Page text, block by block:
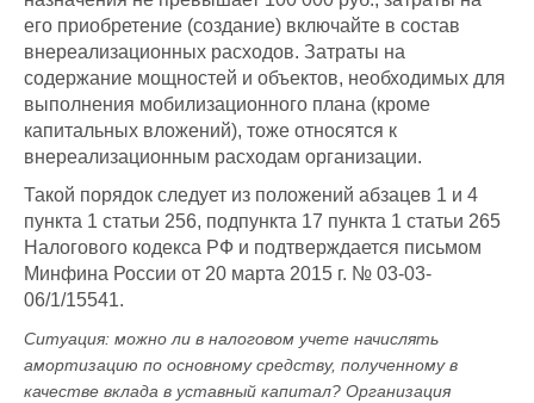
его приобретение (создание) включайте в состав
внереализационных расходов. Затраты на
содержание мощностей и объектов, необходимых для
выполнения мобилизационного плана (кроме
капитальных вложений), тоже относятся к
внереализационным расходам организации.
Такой порядок следует из положений абзацев 1 и 4
пункта 1 статьи 256, подпункта 17 пункта 1 статьи 265
Налогового кодекса РФ и подтверждается письмом
Минфина России от 20 марта 2015 г. № 03-03-
06/1/15541.
Ситуация: можно ли в налоговом учете начислять
амортизацию по основному средству, полученному в
качестве вклада в уставный капитал? Организация